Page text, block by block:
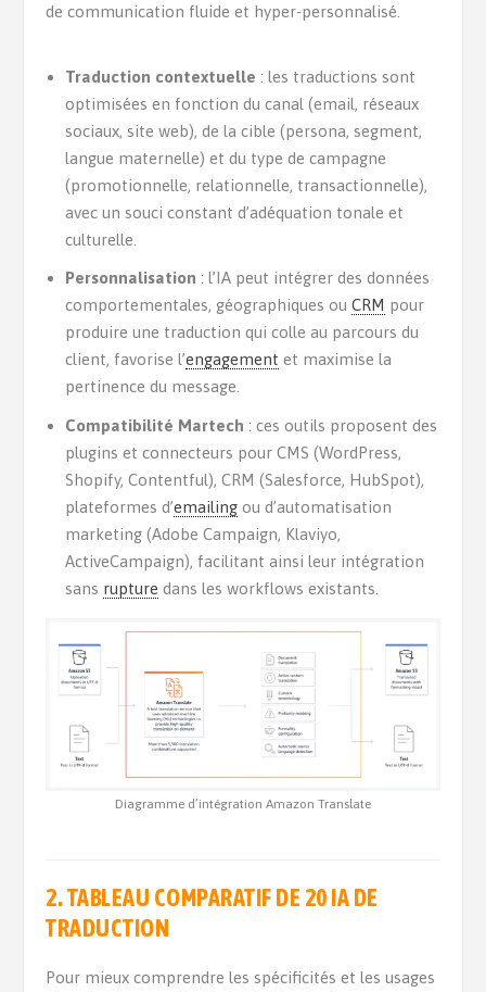
de communication fluide et hyper-personnalisé.
Traduction contextuelle : les traductions sont
optimisées en fonction du canal (email, réseaux
sociaux, site web), de la cible (persona, segment,
langue maternelle) et du type de campagne
(promotionnelle, relationnelle, transactionnelle),
avec un souci constant d’adéquation tonale et
culturelle.
Personnalisation : l’IA peut intégrer des données
comportementales, géographiques ou CRM pour
produire une traduction qui colle au parcours du
client, favorise l’engagement et maximise la
pertinence du message.
Compatibilité Martech : ces outils proposent des
plugins et connecteurs pour CMS (WordPress,
Shopify, Contentful), CRM (Salesforce, HubSpot),
plateformes d’emailingou d’automatisation
marketing (Adobe Campaign, Klaviyo,
ActiveCampaign), facilitant ainsi leur intégration
sans rupture dans les workflows existants.
Diagramme d’intégration Amazon Translate
2. TABLEAU COMPARATIF DE 20 IA DE
TRADUCTION
Pour mieux comprendre les spécificités et les usages